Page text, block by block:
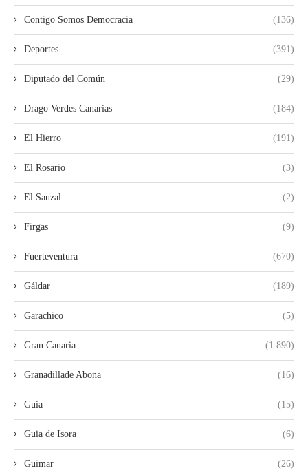
Contigo Somos Democracia (136)
Deportes (391)
Diputado del Común (29)
Drago Verdes Canarias (184)
El Hierro (191)
El Rosario (3)
El Sauzal (2)
Firgas (9)
Fuerteventura (670)
Gáldar (189)
Garachico (5)
Gran Canaria (1.890)
Granadillade Abona (16)
Guia (15)
Guia de Isora (6)
Guimar (26)